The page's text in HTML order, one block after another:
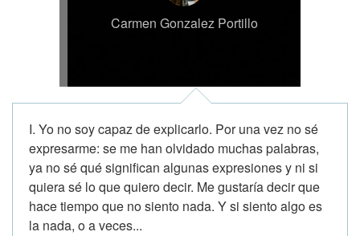
Carmen Gonzalez Portillo
I. Yo no soy capaz de explicarlo. Por una vez no sé
expresarme: se me han olvidado muchas palabras,
ya no sé qué significan algunas expresiones y ni si
quiera sé lo que quiero decir. Me gustaría decir que
hace tiempo que no siento nada. Y si siento algo es
la nada, o a veces...